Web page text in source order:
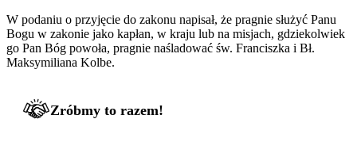
W podaniu o przyjęcie do zakonu napisał, że pragnie służyć Panu
Bogu w zakonie jako kapłan, w kraju lub na misjach, gdziekolwiek
go Pan Bóg powoła, pragnie naśladować św. Franciszka i Bł.
Maksymiliana Kolbe.
Zróbmy to razem!